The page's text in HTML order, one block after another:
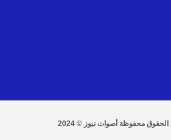
محفوظة أصوات نيوز © 2024